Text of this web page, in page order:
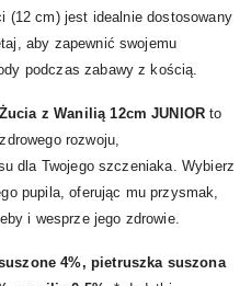
(12 cm) jest idealnie dostosowany
aby zapewnić swojemu
podczas zabawy z kością.
z Wanilią 12cm JUNIOR to
rozwoju,
dla Twojego szczeniaka. Wybierz
pupila, oferując mu przysmak,
i wesprze jego zdrowie.
4%, pietruszka suszona